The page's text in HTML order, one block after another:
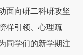
面向研二科研攻坚
样引领、心理疏
同学们的新学期注